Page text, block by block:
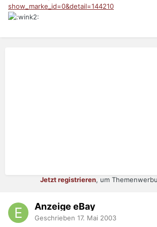
show_marke_id=0&detail=144210
Jetzt registrieren, um
Anzeige eBay
Geschrieben 17. Mai 2003